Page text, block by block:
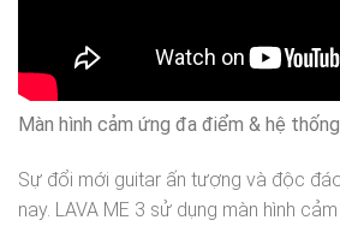
Màn hình cảm ứng đa điểm & hệ
Sự đổi mới guitar ấn tượng và độc
nay. LAVA ME 3 sử dụng màn hình